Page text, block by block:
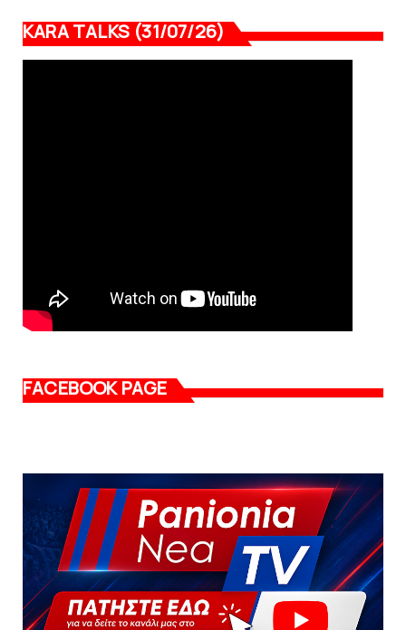
KARA TALKS (31/07/26)
FACEBOOK PAGE